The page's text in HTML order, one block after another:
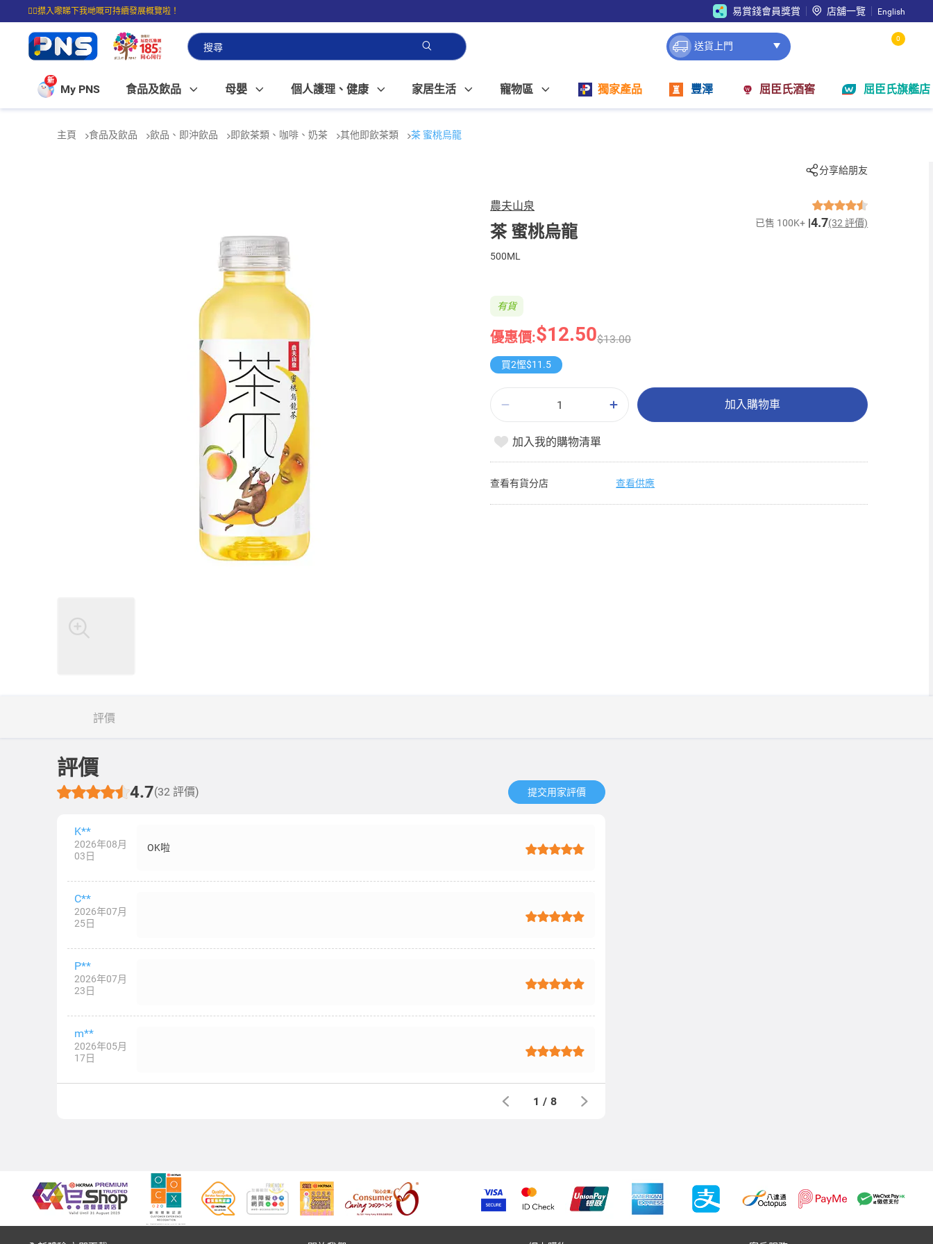
☝🏼㩒入嚟睇下我哋嘅可持續發展概覽啦！
⭐購物滿$399即享免費送貨；滿$100即可免費店取。
易賞錢會員獎賞 店舖一覽 English
送貨上門
0
新
My PNS 食品及飲品 母嬰 個人護理、健康 家居生活 寵物區 獨家產品 豐澤 屈臣氏酒窖 屈臣氏旗艦店
主頁 食品及飲品 飲品、即沖飲品 即飲茶類、咖啡、奶茶 其他即飲茶類 茶 蜜桃烏龍
分享給朋友
農夫山泉
茶 蜜桃烏龍 已售 100K+ 4.7(32 評價)
500ML
優惠價:$12.50$13.00
有貨
買2慳$11.5
加入購物車
加入我的購物清單
查看有貨分店 查看供應
評價
評價
4.7(32 評價) 提交用家評價​
K**
2026年08月
03日
OK啦
C**
2026年07月
25日
P**
2026年07月
23日
m**
2026年05月
17日
1 / 8